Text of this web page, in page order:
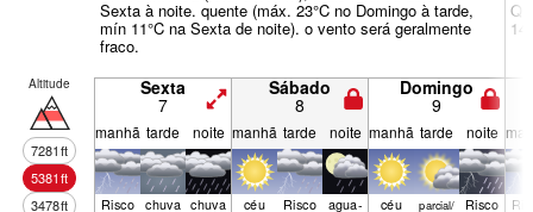
Sexta à noite. quente (máx. 23°C no Domingo à tarde,
mín 11°C na Sexta de noite). o vento será geralmente
fraco.
Altitude
7281ft
5381ft
3478ft
Sexta
7
Sábado
8
Domingo
9
manhã tarde noite manhã tarde noite manhã tarde noite
Risco chuva chuva céu Risco agua­ céu parcial/ Risco